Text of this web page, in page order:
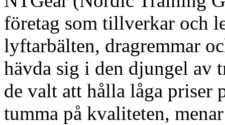
företag som tillverkar och
lyftarbälten, dragremmar
hävda sig i den djungel av
de valt att hålla låga priser
tumma på kvaliteten,